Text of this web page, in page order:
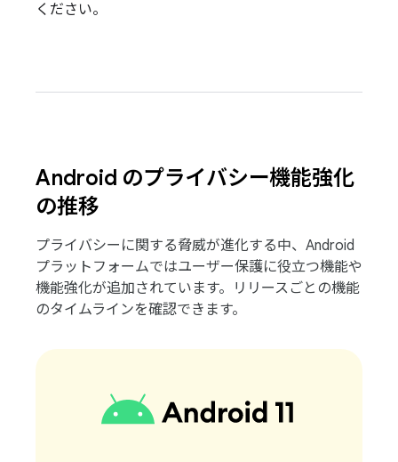
ください。
Android のプライバシー機能強化
の推移
プライバシーに関する脅威が進化する中、Android
プラットフォームではユーザー保護に役立つ機能や
機能強化が追加されています。リリースごとの機能
のタイムラインを確認できます。